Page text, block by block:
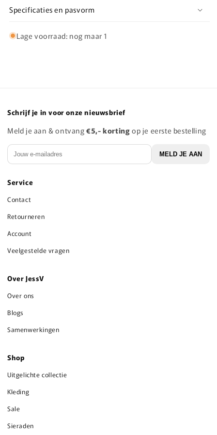
Specificaties en pasvorm
Lage voorraad: nog maar 1
Schrijf je in voor onze nieuwsbrief
Meld je aan & ontvang€5,- kortingop je eerste bestelling
E‑mail
MELD JE AAN
Service
Contact
Retourneren
Account
Veelgestelde vragen
Over JessV
Over ons
Blogs
Samenwerkingen
Shop
Uitgelichte collectie
Kleding
Sale
Sieraden